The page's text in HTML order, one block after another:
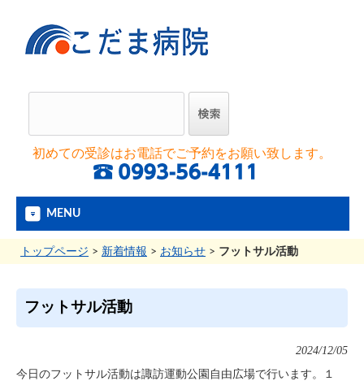
初めての受診はお電話でご予約をお願い致します。
MENU
トップページ > 新着情報 > お知らせ > フットサル活動
フットサル活動
2024/12/05
今日のフットサル活動は諏訪運動公園自由広場で行います。１